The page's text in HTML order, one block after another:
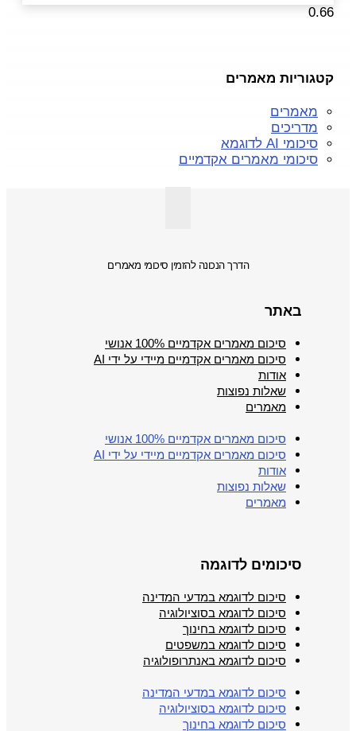
קטגוריות מאמרים
מאמרים
מדריכים
סיכומי AI לדוגמא
סיכומי מאמרים אקדמיים
הדרך הנכונה להזמין סיכומי מאמרים
באתר
סיכום מאמרים אקדמיים 100% אנושי
סיכום מאמרים אקדמיים מיידי על ידי AI
אודות
שאלות נפוצות
מאמרים
סיכום מאמרים אקדמיים 100% אנושי
סיכום מאמרים אקדמיים מיידי על ידי AI
אודות
שאלות נפוצות
מאמרים
סיכומים לדוגמה
סיכום לדוגמא במדעי המדינה
סיכום לדוגמא בסוציולוגיה
סיכום לדוגמא בחינוך
סיכום לדוגמא במשפטים
סיכום לדוגמא באנתרופולוגיה
סיכום לדוגמא במדעי המדינה
סיכום לדוגמא בסוציולוגיה
סיכום לדוגמא בחינוך